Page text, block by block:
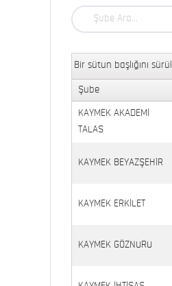
Bir sütun başlığını
Şube
KAYMEK AKADEMİ
TALAS
KAYMEK BEYAZŞEHİR
KAYMEK ERKİLET
KAYMEK GÖZNURU